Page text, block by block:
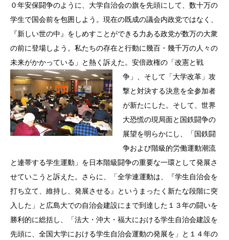
０年安保闘争のように、大学自治会の旗を先頭にして、数十万の
学生で国会前を包囲しよう。現在の既成の議会内政党ではなく、
『新しい世の中』をしめすことができる力ある政党が数万の大衆
の前に登場しよう。私たちの存在と行動に幾百・幾千万の人々の
未来がかかっている」と熱く訴えた。安倍政権の「改憲と戦
争」、そして「大学改革」攻
撃と対決する決意を全参加者
が新たにした。そして、世界
大恐慌の現局面と国鉄闘争の
展望を明らかにし、「国鉄闘
争および階級的労働運動潮流
と連帯する学生運動」を日本階級闘争の重要な一環として発展さ
せていこうと訴えた。さらに、「全学連運動は、『学生自治会を
打ち立て、維持し、発展させる』というまったく新たな段階に突
入した」と広島大での自治会建設にまで到達した１３年の闘いを
勝利的に総括し、「法大・沖大・福大における学生自治会建設を
先頭に、全国大学における学生自治会運動の発展を」と１４年の